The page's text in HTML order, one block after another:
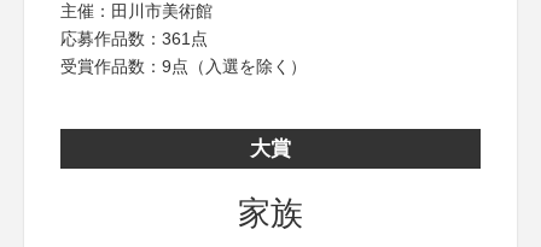
主催：田川市美術館
応募作品数：361点
受賞作品数：9点（入選を除く）
大賞
家族